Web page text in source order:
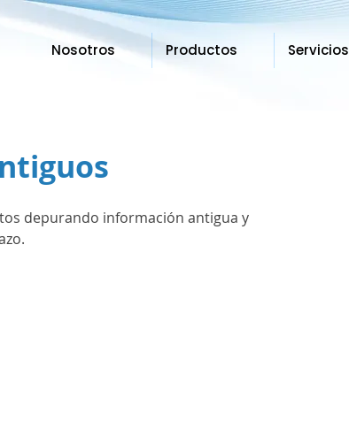
Nosotros Productos Servicios
depurando información antigua y